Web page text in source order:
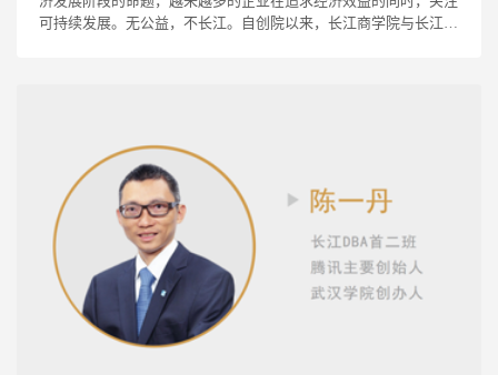
可持续发展。无公益，不长江。自创院以来，长江商学院与长江的